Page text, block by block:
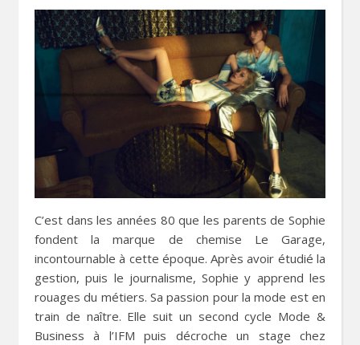
C’est dans les années 80 que les parents de Sophie
fondent la marque de chemise Le Garage,
incontournable à cette époque. Après avoir étudié la
gestion, puis le journalisme, Sophie y apprend les
rouages du métiers. Sa passion pour la mode est en
train de naître. Elle suit un second cycle Mode &
Business à l’IFM puis décroche un stage chez